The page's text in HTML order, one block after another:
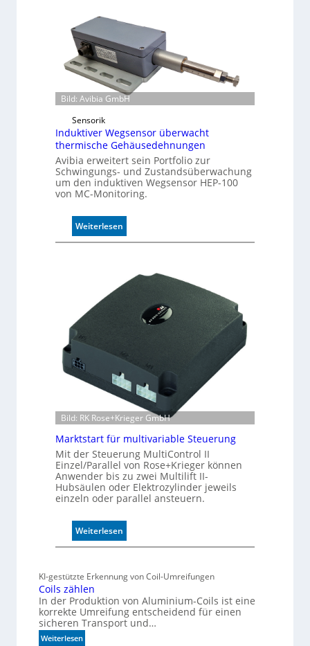
f
r
o
d
u
m
t
2
0
n
d
4
Bild: Avibia GmbH
Sensorik
Induktiver Wegsensor überwacht
thermische Gehäusedehnungen
Avibia erweitert sein Portfolio zur
Schwingungs- und Zustandsüberwachung
um den induktiven Wegsensor HEP-100
von MC-Monitoring.
Weiterlesen:
I
r
W
e
g
s
e
n
o
r
ü
b
r
w
h
t
h
Bild: RK Rose+Krieger GmbH
Marktstart für multivariable Steuerung
Mit der Steuerung MultiControl II
Einzel/Parallel von Rose+Krieger können
Anwender bis zu zwei Multilift II-
Hubsäulen oder Elektrozylinder jeweils
einzeln oder parallel ansteuern.
Weiterlesen:
M
k
s
t
KI-gestützte Erkennung von Coil-Umreifungen
Coils zählen
In der Produktion von Aluminium-Coils ist eine
korrekte Umreifung entscheidend für einen
sicheren Transport und…
Weiterlesen: